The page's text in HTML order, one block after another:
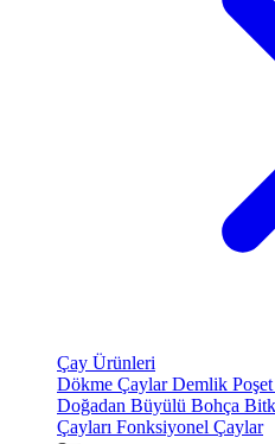
Çay Ürünleri
Dökme ÇaylarDemlik
Doğadan Büyülü Bohça
Çayları Fonksiyonel Çaylar